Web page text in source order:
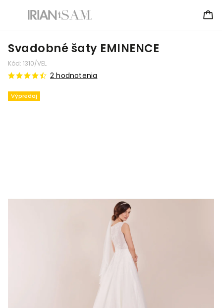
Svadobné šaty EMINENCE
Kód: 1310/VEL
Výpredaj
2 hodnotenia